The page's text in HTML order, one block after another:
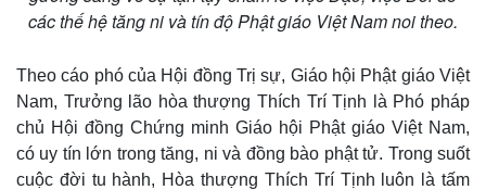
các thế hệ tăng ni và tín độ Phật giáo Việt Nam noi theo.
Theo cáo phó của Hội đồng Trị sự, Giáo hội Phật giáo Việt
Nam, Trưởng lão hòa thượng Thích Trí Tịnh là Phó pháp
chủ Hội đồng Chứng minh Giáo hội Phật giáo Việt Nam,
có uy tín lớn trong tăng, ni và đồng bào phật tử. Trong suốt
cuộc đời tu hành, Hòa thượng Thích Trí Tịnh luôn là tấm